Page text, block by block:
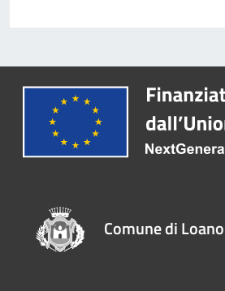
Comune di Loano